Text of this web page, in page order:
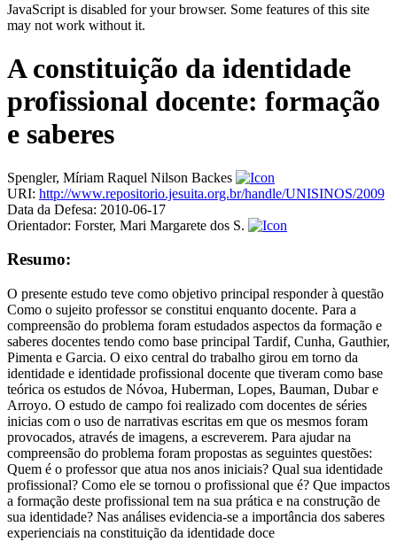
JavaScript is disabled for your browser. Some features of this site
may not work without it.
A constituição da identidade
profissional docente: formação
e saberes
Spengler, Míriam Raquel Nilson Backes
URI: http://www.repositorio.jesuita.org.br/handle/UNISINOS/2009
Data da Defesa: 2010-06-17
Orientador: Forster, Mari Margarete dos S.
Resumo:
O presente estudo teve como objetivo principal responder à questão
Como o sujeito professor se constitui enquanto docente. Para a
compreensão do problema foram estudados aspectos da formação e
saberes docentes tendo como base principal Tardif, Cunha, Gauthier,
Pimenta e Garcia. O eixo central do trabalho girou em torno da
identidade e identidade profissional docente que tiveram como base
teórica os estudos de Nóvoa, Huberman, Lopes, Bauman, Dubar e
Arroyo. O estudo de campo foi realizado com docentes de séries
inicias com o uso de narrativas escritas em que os mesmos foram
provocados, através de imagens, a escreverem. Para ajudar na
compreensão do problema foram propostas as seguintes questões:
Quem é o professor que atua nos anos iniciais? Qual sua identidade
profissional? Como ele se tornou o profissional que é? Que impactos
a formação deste profissional tem na sua prática e na construção de
sua identidade? Nas análises evidencia-se a importância dos saberes
experienciais na constituição da identidade doce